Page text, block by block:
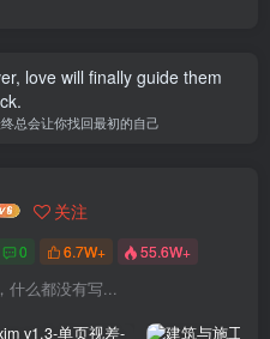
love will finally guide them
总会让你找回最初的自己
关注
0 6.7W+ 55.6W+
什么都没有写...